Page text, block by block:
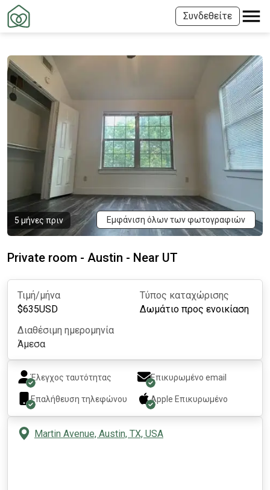
Συνδεθείτε
5 μήνες πριν Εμφάνιση όλων των φωτογραφιών
Private room - Austin - Near UT
Τιμή/μήνα
$635USD
Τύπος καταχώρισης
Δωμάτιο προς ενοικίαση
Διαθέσιμη ημερομηνία
Άμεσα
Έλεγχος ταυτότητας Επικυρωμένο email
Επαλήθευση τηλεφώνου Apple Επικυρωμένο
Martin Avenue, Austin, TX, USA